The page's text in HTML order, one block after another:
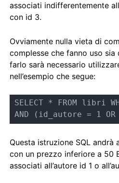
associati indifferentemente
con id 3.
Ovviamente nulla vieta di
complesse che fanno uso sia
farlo sarà necessario
nell’esempio che segue:
SELECT * FROM libri
AND (id_autore = 1
Questa istruzione SQL
con un prezzo inferiore a 50
associati all’autore id 1 o